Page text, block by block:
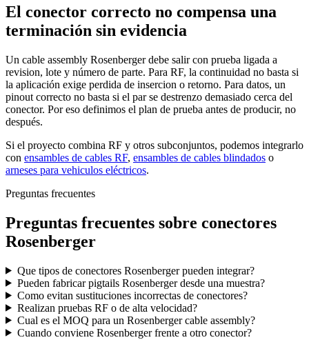
El conector correcto no compensa una
terminación sin evidencia
Un cable assembly Rosenberger debe salir con prueba ligada a
revision, lote y número de parte. Para RF, la continuidad no basta si
la aplicación exige perdida de insercion o retorno. Para datos, un
pinout correcto no basta si el par se destrenzo demasiado cerca del
conector. Por eso definimos el plan de prueba antes de producir, no
después.
Si el proyecto combina RF y otros subconjuntos, podemos integrarlo
con ensambles de cables RF, ensambles de cables blindados o
arneses para vehiculos eléctricos.
Preguntas frecuentes
Preguntas frecuentes sobre conectores
Rosenberger
Que tipos de conectores Rosenberger pueden integrar?
Pueden fabricar pigtails Rosenberger desde una muestra?
Como evitan sustituciones incorrectas de conectores?
Realizan pruebas RF o de alta velocidad?
Cual es el MOQ para un Rosenberger cable assembly?
Cuando conviene Rosenberger frente a otro conector?